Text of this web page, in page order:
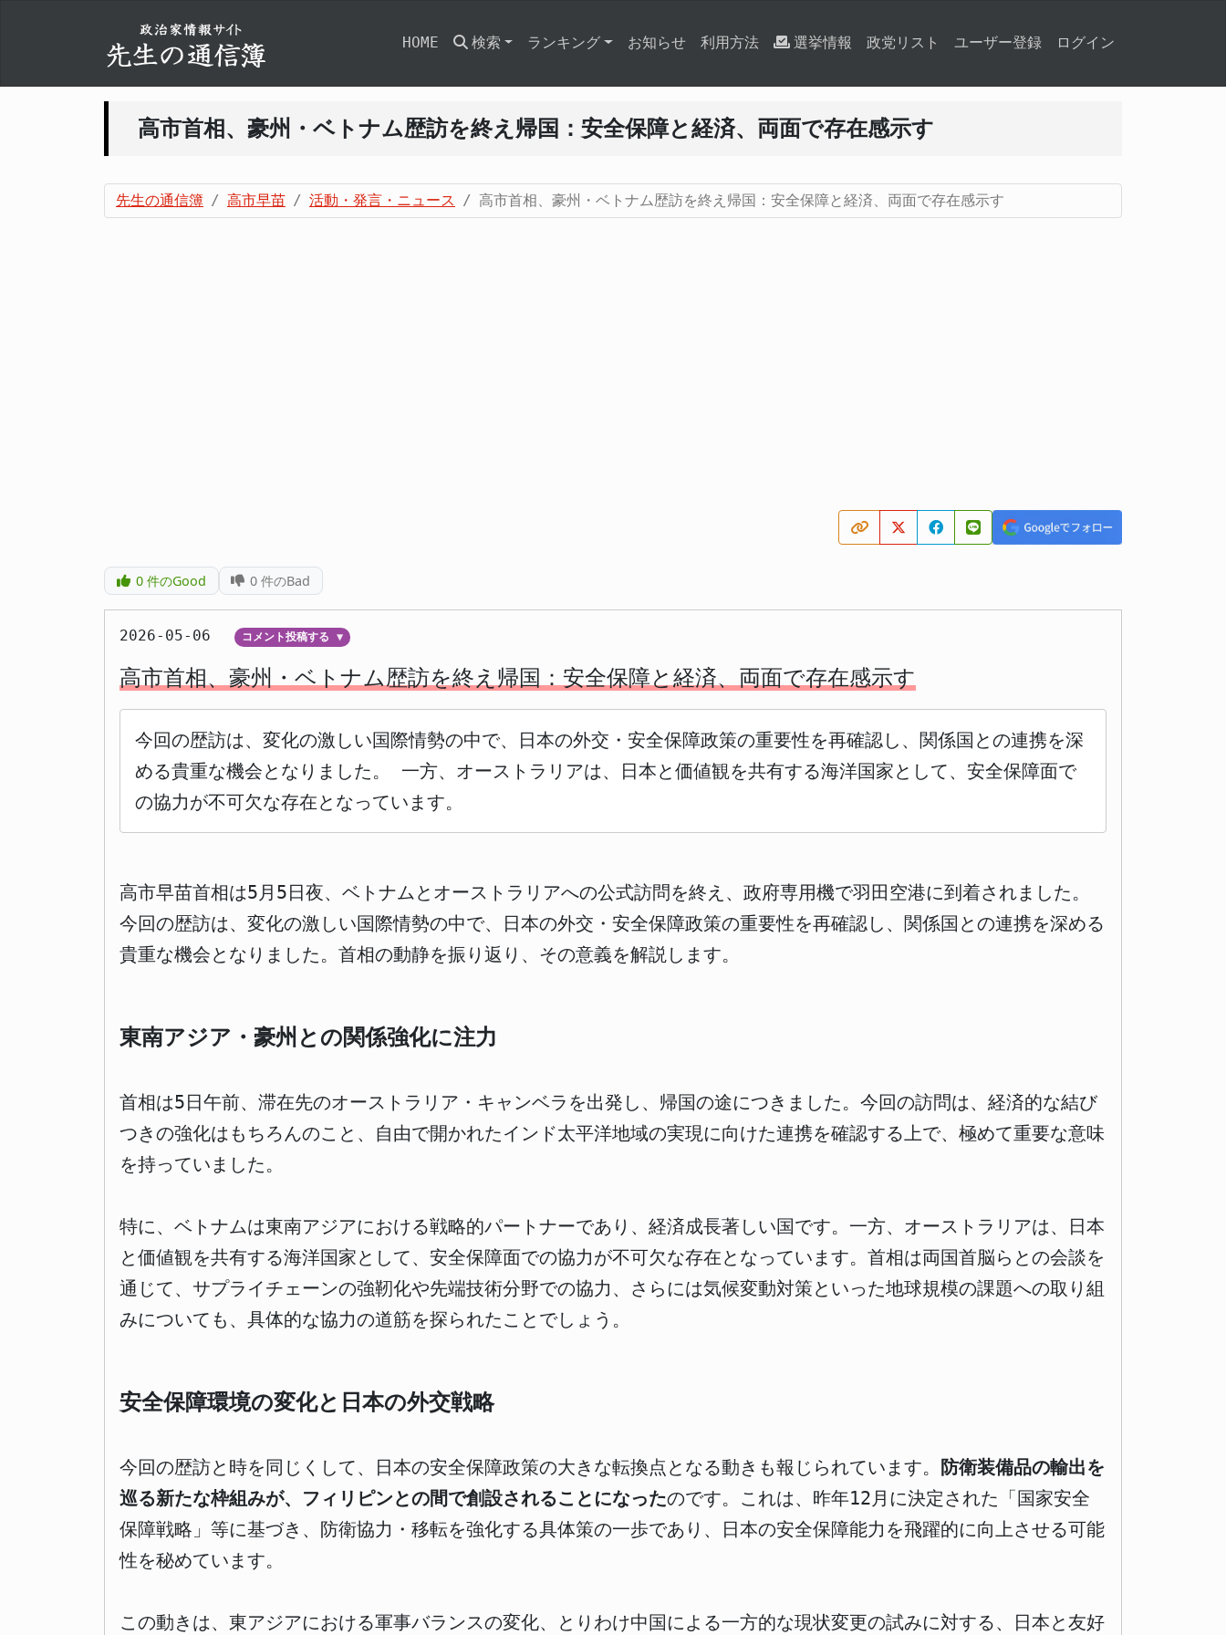
HOME 検索 ランキング お知らせ 利用方法 選挙情報 政党リスト ユーザー登録 ログイン
高市首相、豪州・ベトナム歴訪を終え帰国：安全保障と経済、両面で存在感示す
先生の通信簿 高市早苗 活動・発言・ニュース 高市首相、豪州・ベトナム歴訪を終え帰国：安全保障と経済、両面で存在感示す
0件のGood 0 件のBad
2026-05-06 コメント投稿する ▼
高市首相、豪州・ベトナム歴訪を終え帰国：安全保障と経済、両面で存在感示す
今回の歴訪は、変化の激しい国際情勢の中で、日本の外交・安全保障政策の重要性を再確認し、関係国との連携を深
める貴重な機会となりました。 一方、オーストラリアは、日本と価値観を共有する海洋国家として、安全保障面で
の協力が不可欠な存在となっています。
高市早苗首相は5月5日夜、ベトナムとオーストラリアへの公式訪問を終え、政府専用機で羽田空港に到着されました。
今回の歴訪は、変化の激しい国際情勢の中で、日本の外交・安全保障政策の重要性を再確認し、関係国との連携を深める
貴重な機会となりました。首相の動静を振り返り、その意義を解説します。
東南アジア・豪州との関係強化に注力
首相は5日午前、滞在先のオーストラリア・キャンベラを出発し、帰国の途につきました。今回の訪問は、経済的な結び
つきの強化はもちろんのこと、自由で開かれたインド太平洋地域の実現に向けた連携を確認する上で、極めて重要な意味
を持っていました。
特に、ベトナムは東南アジアにおける戦略的パートナーであり、経済成長著しい国です。一方、オーストラリアは、日本
と価値観を共有する海洋国家として、安全保障面での協力が不可欠な存在となっています。首相は両国首脳らとの会談を
通じて、サプライチェーンの強靭化や先端技術分野での協力、さらには気候変動対策といった地球規模の課題への取り組
みについても、具体的な協力の道筋を探られたことでしょう。
安全保障環境の変化と日本の外交戦略
今回の歴訪と時を同じくして、日本の安全保障政策の大きな転換点となる動きも報じられています。
防衛装備品の輸出を
巡る新たな枠組みが、フィリピンとの間で創設されることになったのです。これは、昨年12月に決定された「国家安全
保障戦略」等に基づき、防衛協力・移転を強化する具体策の一歩であり、日本の安全保障能力を飛躍的に向上させる可能
性を秘めています。
この動きは、東アジアにおける軍事バランスの変化、とりわけ中国による一方的な現状変更の試みに対する、日本と友好